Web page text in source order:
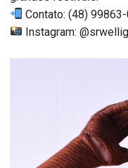
Contato: (48)
Instagram: